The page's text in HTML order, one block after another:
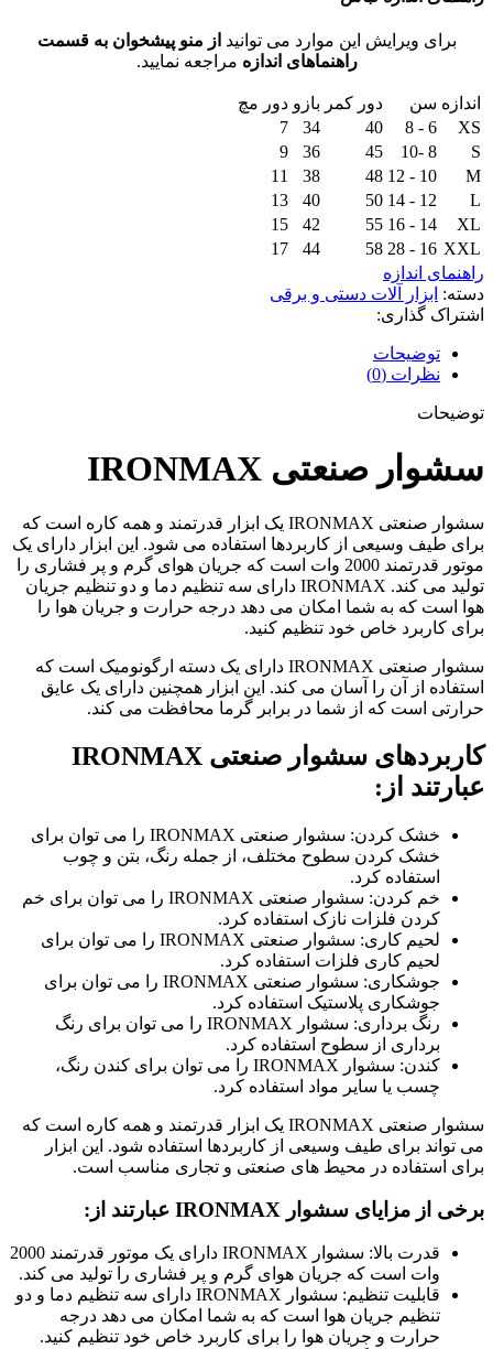
برای ویرایش این موارد می توانید از منو پیشخوان به قسمت
راهنماهای اندازه مراجعه نمایید.
اندازه سن دور کمر بازو دور مچ
XS
6 - 8
40
34
7
S
8 -10
45
36
9
M
10 - 12
48
38
11
L
12 - 14
50
40
13
XL
14 - 16
55
42
15
XXL
16 - 28
58
44
17
راهنمای اندازه
دسته: ابزار آلات دستی و برقی
اشتراک گذاری:
توضیحات
نظرات (0)
توضیحات
سشوار صنعتی IRONMAX
سشوار صنعتی IRONMAX یک ابزار قدرتمند و همه کاره است که
برای طیف وسیعی از کاربردها استفاده می شود. این ابزار دارای یک
موتور قدرتمند 2000 وات است که جریان هوای گرم و پر فشاری را
تولید می کند. IRONMAX دارای سه تنظیم دما و دو تنظیم جریان
هوا است که به شما امکان می دهد درجه حرارت و جریان هوا را
برای کاربرد خاص خود تنظیم کنید.
سشوار صنعتی IRONMAX دارای یک دسته ارگونومیک است که
استفاده از آن را آسان می کند. این ابزار همچنین دارای یک عایق
حرارتی است که از شما در برابر گرما محافظت می کند.
کاربردهای سشوار صنعتی IRONMAX
عبارتند از:
خشک کردن: سشوار صنعتی IRONMAX را می توان برای
خشک کردن سطوح مختلف، از جمله رنگ، بتن و چوب
استفاده کرد.
خم کردن: سشوار صنعتی IRONMAX را می توان برای خم
کردن فلزات نازک استفاده کرد.
لحیم کاری: سشوار صنعتی IRONMAX را می توان برای
لحیم کاری فلزات استفاده کرد.
جوشکاری: سشوار صنعتی IRONMAX را می توان برای
جوشکاری پلاستیک استفاده کرد.
رنگ برداری: سشوار IRONMAX را می توان برای رنگ
برداری از سطوح استفاده کرد.
کندن: سشوار IRONMAX را می توان برای کندن رنگ،
چسب یا سایر مواد استفاده کرد.
سشوار صنعتی IRONMAX یک ابزار قدرتمند و همه کاره است که
می تواند برای طیف وسیعی از کاربردها استفاده شود. این ابزار
برای استفاده در محیط های صنعتی و تجاری مناسب است.
برخی از مزایای سشوار IRONMAX عبارتند از:
قدرت بالا: سشوار IRONMAX دارای یک موتور قدرتمند 2000
وات است که جریان هوای گرم و پر فشاری را تولید می کند.
قابلیت تنظیم: سشوار IRONMAX دارای سه تنظیم دما و دو
تنظیم جریان هوا است که به شما امکان می دهد درجه
حرارت و جریان هوا را برای کاربرد خاص خود تنظیم کنید.